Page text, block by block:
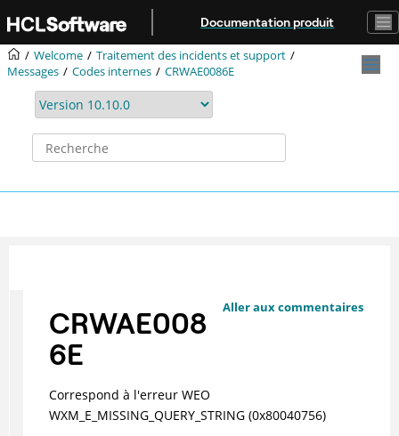
Aller au contenu principal
Documentation produit
Welcome
Traitement des incidents et support
Messages
Codes internes CRWAE0086E
Aller aux commentaires
CRWAE008
6E
Correspond à l'erreur WEO
WXM_E_MISSING_QUERY_STRING (0x80040756)